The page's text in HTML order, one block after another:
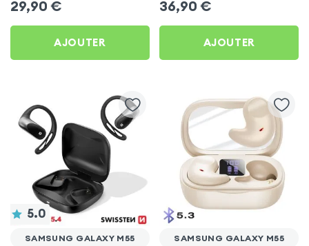
29,90 €
AJOUTER
36,90 €
AJOUTER
5.0
SAMSUNG GALAXY M55 SAMSUNG GALAXY M55